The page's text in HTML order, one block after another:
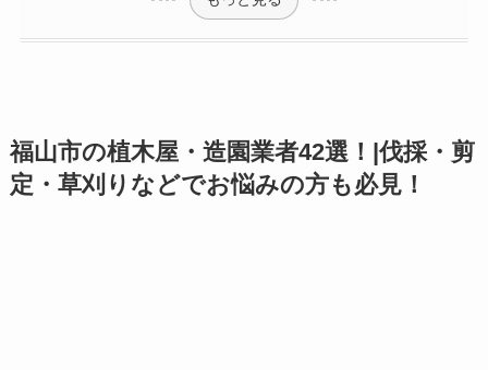
福山市の植木屋・造園業者42選！|伐採・剪
定・草刈りなどでお悩みの方も必見！